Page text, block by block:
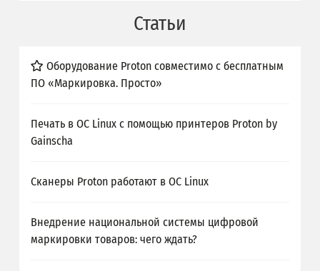
Статьи
Оборудование Proton совместимо с бесплатным
ПО «Маркировка. Просто»
Печать в ОС Linux с помощью принтеров Proton by
Gainscha
Сканеры Proton работают в ОС Linux
Внедрение национальной системы цифровой
маркировки товаров: чего ждать?